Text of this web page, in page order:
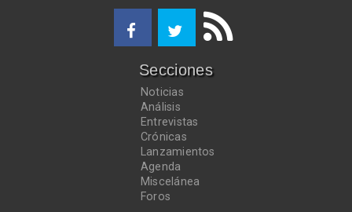
Secciones
Noticias
Análisis
Entrevistas
Crónicas
Lanzamientos
Agenda
Miscelánea
Foros